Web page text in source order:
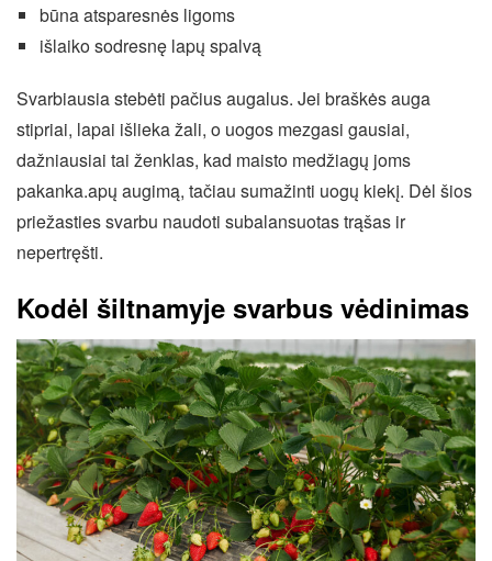
būna atsparesnės ligoms
išlaiko sodresnę lapų spalvą
Svarbiausia stebėti pačius augalus. Jei braškės auga
stipriai, lapai išlieka žali, o uogos mezgasi gausiai,
dažniausiai tai ženklas, kad maisto medžiagų joms
pakanka.apų augimą, tačiau sumažinti uogų kiekį. Dėl šios
priežasties svarbu naudoti subalansuotas trąšas ir
nepertręšti.
Kodėl šiltnamyje svarbus vėdinimas